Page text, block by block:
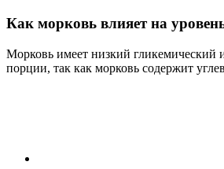
Как морковь влияет на
Морковь имеет низкий гликемический
порции, так как морковь содержит